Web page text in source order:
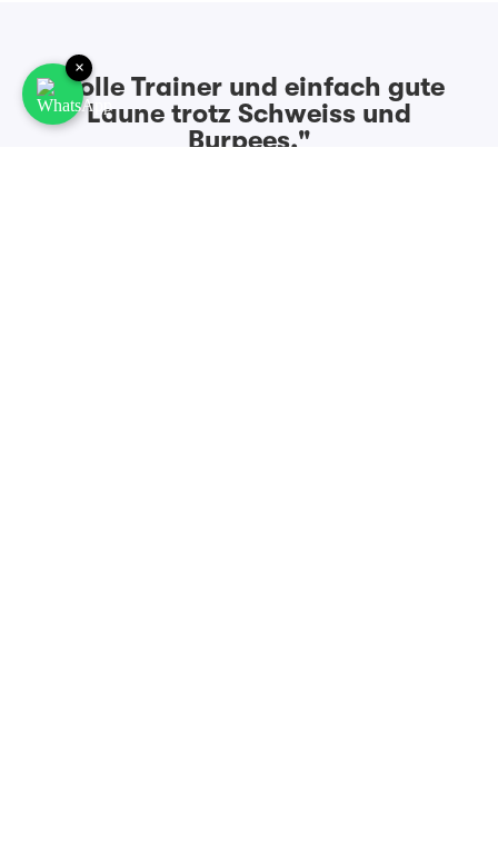
"Tolle Trainer und einfach gute
Laune trotz Schweiss und
Burpees."
×